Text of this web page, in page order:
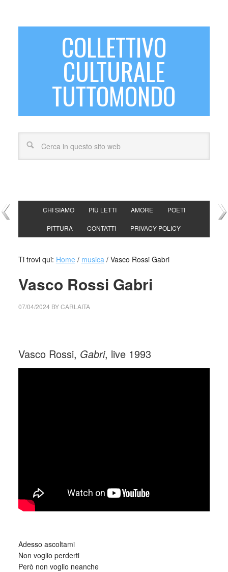
COLLETTIVO
CULTURALE
TUTTOMONDO
CHI SIAMO PIÙ LETTI AMORE POETI
PITTURA CONTATTI PRIVACY POLICY
Ti trovi qui: Home / musica /Vasco Rossi Gabri
Vasco Rossi Gabri
07/04/2024 BYCARLAITA
Vasco Rossi, Gabri, live 1993
Adesso ascoltami
Non voglio perderti
Però non voglio neanche